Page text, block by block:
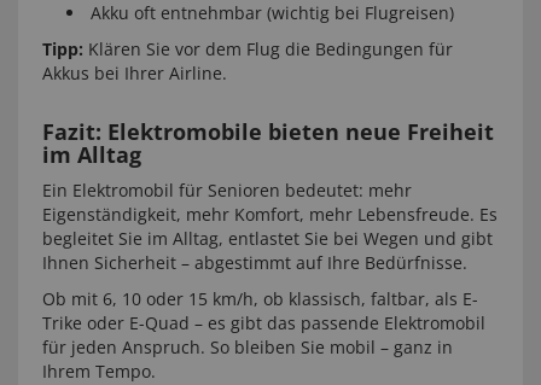
Akku oft entnehmbar (wichtig bei Flugreisen)
Tipp: Klären Sie vor dem Flug die Bedingungen für
Akkus bei Ihrer Airline.
Fazit: Elektromobile bieten neue Freiheit
im Alltag
Ein Elektromobil für Senioren bedeutet: mehr
Eigenständigkeit, mehr Komfort, mehr Lebensfreude. Es
begleitet Sie im Alltag, entlastet Sie bei Wegen und gibt
Ihnen Sicherheit – abgestimmt auf Ihre Bedürfnisse.
Ob mit 6, 10 oder 15 km/h, ob klassisch, faltbar, als E-
Trike oder E-Quad – es gibt das passende Elektromobil
für jeden Anspruch. So bleiben Sie mobil – ganz in
Ihrem Tempo.